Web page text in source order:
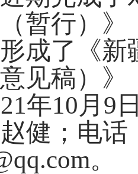
暂行）》
成了《
见稿）
年10月9
健；电话
。